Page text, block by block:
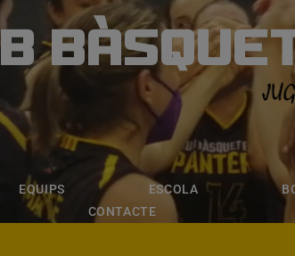
EQUIPS ESCOLA
CONTACTE
ESCOLA BOTIGA